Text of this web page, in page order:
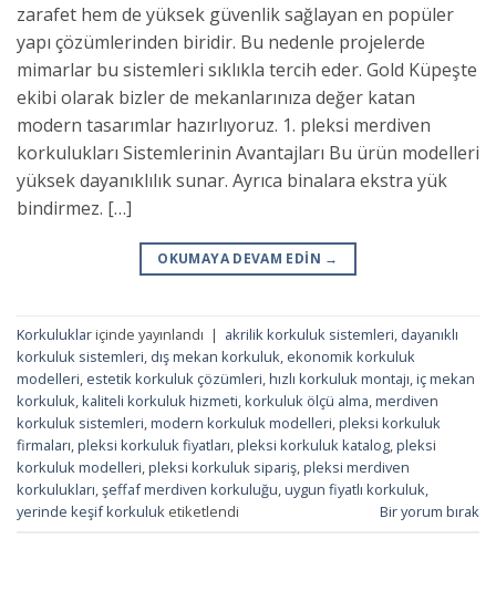
zarafet hem de yüksek güvenlik sağlayan en popüler
yapı çözümlerinden biridir. Bu nedenle projelerde
mimarlar bu sistemleri sıklıkla tercih eder. Gold Küpeşte
ekibi olarak bizler de mekanlarınıza değer katan
modern tasarımlar hazırlıyoruz. 1. pleksi merdiven
korkulukları Sistemlerinin Avantajları Bu ürün modelleri
yüksek dayanıklılık sunar. Ayrıca binalara ekstra yük
bindirmez. […]
OKUMAYA DEVAM EDIN →
Korkuluklar içinde yayınlandı | akrilik korkuluk sistemleri, dayanıklı
korkuluk sistemleri, dış mekan korkuluk, ekonomik korkuluk
modelleri, estetik korkuluk çözümleri,hızlı korkuluk montajı,iç mekan
korkuluk,kaliteli korkuluk hizmeti,korkuluk ölçü alma,merdiven
korkuluk sistemleri,modern korkuluk modelleri,pleksi korkuluk
firmaları,pleksi korkuluk fiyatları,pleksi korkuluk katalog,pleksi
korkuluk modelleri,pleksi korkuluk sipariş,pleksi merdiven
korkulukları,şeffaf merdiven korkuluğu,uygun fiyatlı korkuluk,
yerinde keşif korkuluk etiketlendi Bir yorum bırak